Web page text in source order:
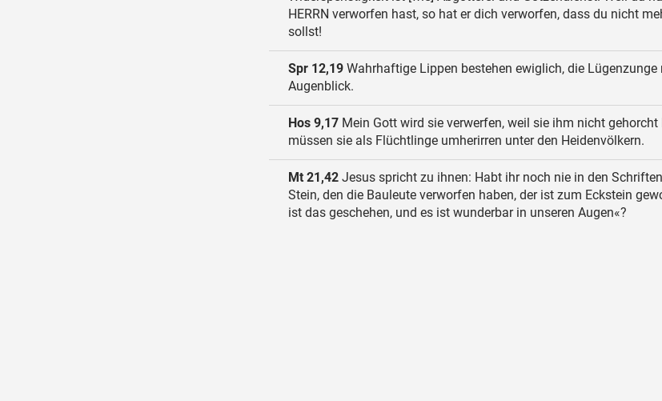
HERRN verworfen hast, so hat er dich verworfen, dass du nicht
sollst!
Spr 12,19 Wahrhaftige Lippen bestehen ewiglich, die Lügenzunge
Augenblick.
Hos 9,17 Mein Gott wird sie verwerfen, weil sie ihm nicht gehorcht
müssen sie als Flüchtlinge umherirren unter den Heidenvölkern.
Mt 21,42 Jesus spricht zu ihnen: Habt ihr noch nie in den
Stein, den die Bauleute verworfen haben, der ist zum Eckstein
ist das geschehen, und es ist wunderbar in unseren Augen«?